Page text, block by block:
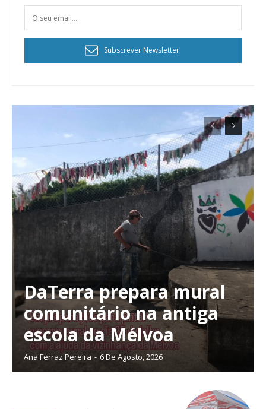
Faça-se assinante do Região de Cister e ajude-nos a manter este serviço
Sendo assinante terá acesso a todos os conteúdos exclusivos e versões
digitais.
Escolha o plano de assinatura desejado:
ASSINATURA
IMPRESSA
32€
12 meses
Edição em papel entregue à Quinta-feira em sua
casa
Acesso aos conteúdos Exclusivos para
Subscrever Newsletter!
DaTerra prepara mural
comunitário na antiga
escola da Mélvoa
Ana Ferraz Pereira - 6 De Agosto, 2026